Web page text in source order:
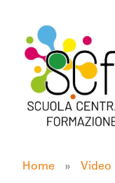
Home » Video